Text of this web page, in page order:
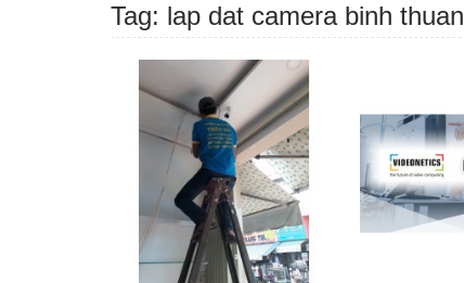
Tag: lap dat camera binh thuan